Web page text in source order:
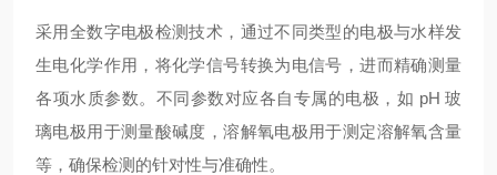
采用全数字电极检测技术，通过不同类型的电极与水样发
生电化学作用，将化学信号转换为电信号，进而精确测量
各项水质参数。不同参数对应各自专属的电极，如 pH 玻
璃电极用于测量酸碱度，溶解氧电极用于测定溶解氧含量
等，确保检测的针对性与准确性。